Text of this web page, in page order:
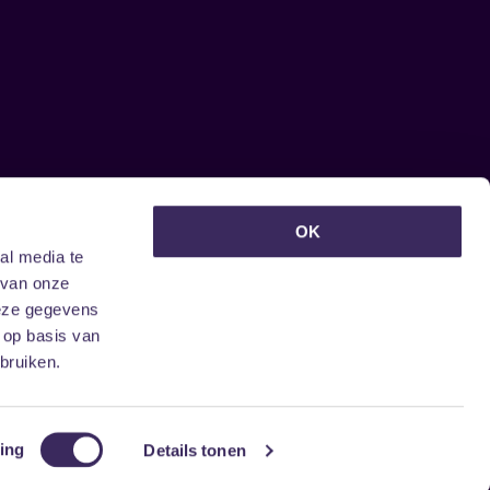
media te
onze
gegevens
basis van
Details tonen
OK
ontvangen?